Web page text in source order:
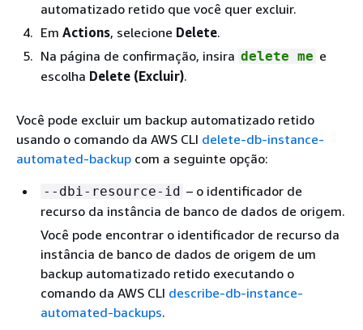
automatizado retido que você quer excluir.
Em Actions, selecione Delete.
Na página de confirmação, insira delete me e
escolha Delete (Excluir).
Você pode excluir um backup automatizado retido
usando o comando da AWS CLI delete-db-instance-
automated-backup com a seguinte opção:
--dbi-resource-id – o identificador de
recurso da instância de banco de dados de origem.
Você pode encontrar o identificador de recurso da
instância de banco de dados de origem de um
backup automatizado retido executando o
comando da AWS CLI describe-db-instance-
automated-backups.